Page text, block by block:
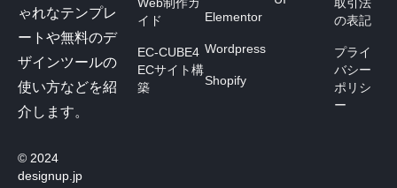
ゃれなテンプレ
ートや無料のデ
ザインツールの
使い方などを紹
介します。
© 2024
designup.jp
イド
EC-CUBE4
ECサイト構
築
Elementor
Wordpress
Shopify
の表記
プライ
バシー
ポリシ
ー